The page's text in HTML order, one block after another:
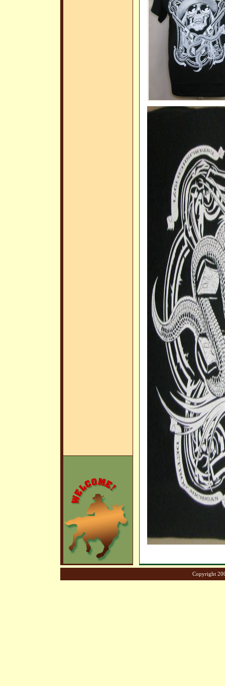
Copyright